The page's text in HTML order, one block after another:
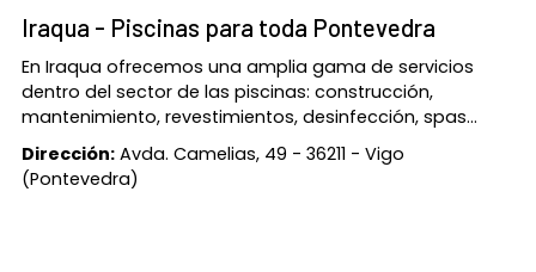
Iraqua - Piscinas para toda Pontevedra
En Iraqua ofrecemos una amplia gama de servicios
dentro del sector de las piscinas: construcción,
mantenimiento, revestimientos, desinfección, spas...
Dirección: Avda. Camelias, 49 - 36211 - Vigo
(Pontevedra)